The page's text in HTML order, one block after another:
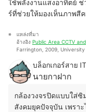
ใช้พลังงานแสงอาทิตย์ ช่
ร์ที่ช่วยให้มองเห็นภาพสี
แหล่งที่มา
อ้างอิง Public Area CCTV
Farrington, 2009,
บล็อกเกอร์สาย
นายกาฝาก
กล้องวงจรปิดแบบใส่ซิ
สังคมยุคปัจจุบัน เพราะ